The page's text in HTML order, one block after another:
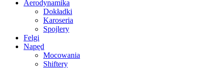
Aerodynamika
Dokładki
Karoseria
Spojlery
Felgi
Napęd
Mocowania
Shiftery